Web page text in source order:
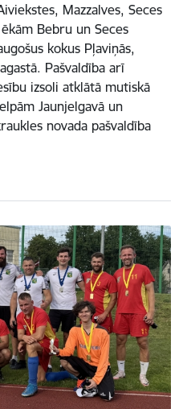
Mazzalves, Seces
Bebru un Seces
kokus Pļaviņās,
Pašvaldība arī
izsoli atklātā mutiskā
Jaunjelgavā un
novada pašvaldība